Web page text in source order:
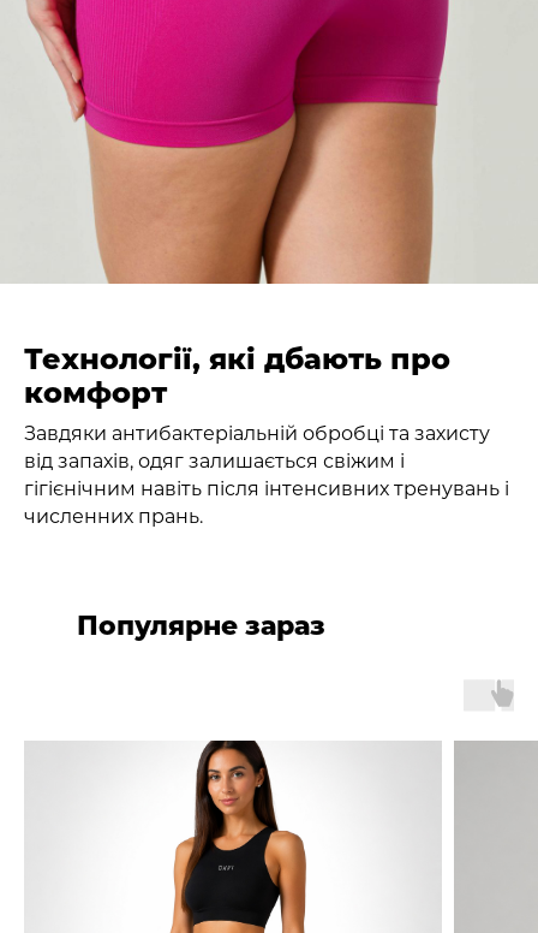
Технології, які дбають про
комфорт
Завдяки антибактеріальній обробці та захисту
від запахів, одяг залишається свіжим і
гігієнічним навіть після інтенсивних тренувань і
численних прань.
Популярне зараз